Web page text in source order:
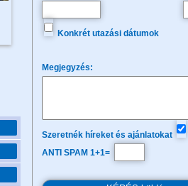
Konkrét utazási dátumok
Megjegyzés:
Szeretnék híreket és ajánlatokat
ANTI SPAM 1+1=